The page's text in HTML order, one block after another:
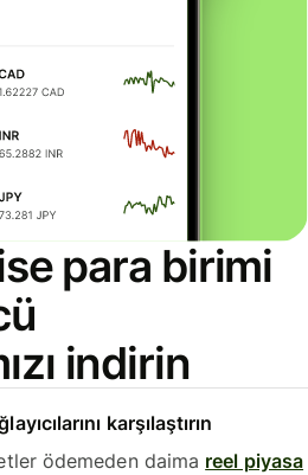
para birimi
indirin
karşılaştırın
ödemeden daima reel piyasa